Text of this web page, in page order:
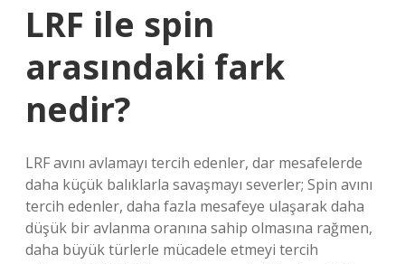
LRF ile spin
arasındaki fark
nedir?
LRF avını avlamayı tercih edenler, dar mesafelerde
daha küçük balıklarla savaşmayı severler; Spin avını
tercih edenler, daha fazla mesafeye ulaşarak daha
düşük bir avlanma oranına sahip olmasına rağmen,
daha büyük türlerle mücadele etmeyi tercih